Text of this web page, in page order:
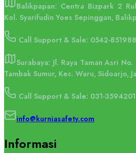
Balikpapan: Centra Bizpark 2
Kol. Syarifudin Yoes Sepinggan,
Call Support & Sale: 0542-
Surabaya: Jl. Raya Taman Asri
Tambak Sumur, Kec. Waru, Sidoarjo,
Call Support & Sale: 031-
info@kurniasafety.com
Informasi